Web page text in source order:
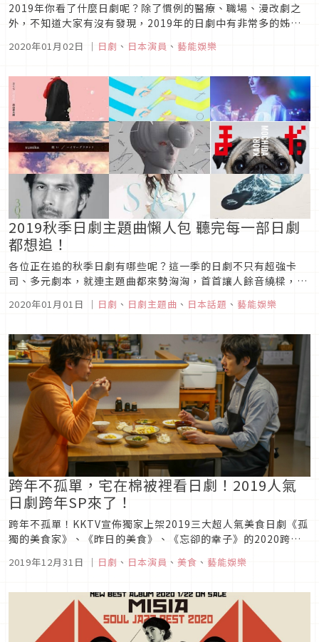
2019年你看了什麼日劇呢？除了慣例的醫療、職場、漫改劇之
外，不知道大家有沒有發現，2019年的日劇中有非常多的姊弟
是喜歡了，就算差再多歲也不能阻擋，一起來看看這幾部日劇中
事》圖片來源本劇...
2020年01月02日 ｜ 日劇 、 日本演員 、 藝能娛樂
2019秋季日劇主題曲懶人包 聽完每一部日劇
都想追！
各位正在追的秋季日劇有哪些呢？這一季的日劇不只有超強卡
司、多元劇本，就連主題曲都來勢洶洶，首首讓人餘音繞樑，現
2020年01月01日 ｜ 日劇 、 日劇主題曲 、 日本話題 、 藝能娛樂
跨年不孤單，宅在棉被裡看日劇！2019人氣
日劇跨年SP來了！
跨年不孤單！KKTV宣佈獨家上架2019三大超人氣美食日劇《孤
獨的美食家》、《昨日的美食》、《忘卻的幸子》的2020跨年
《神速偵探2019特別篇》。這是《孤美》第三次單獨力抗紅
力量，將SP...
2019年12月31日 ｜ 日劇 、 日本演員 、 美食 、 藝能娛樂